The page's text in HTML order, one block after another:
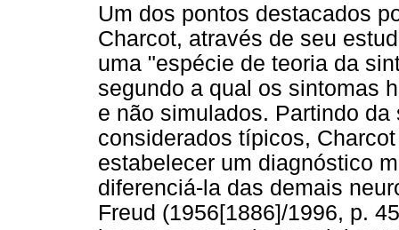
Um dos pontos destacados
Charcot, através de seu
uma "espécie de teoria da
segundo a qual os sintomas
e não simulados. Partindo
considerados típicos,
estabelecer um diagnóstico
diferenciá-la das demais
Freud (1956[1886]/1996, p.